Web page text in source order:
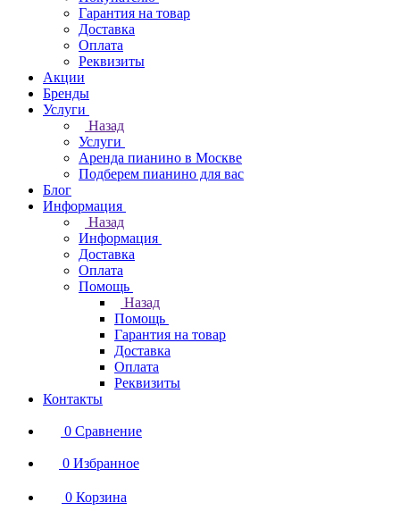
Гарантия на товар
Доставка
Оплата
Реквизиты
Акции
Бренды
Услуги
Назад
Услуги
Аренда пианино в Москве
Подберем пианино для вас
Блог
Информация
Назад
Информация
Доставка
Оплата
Помощь
Назад
Помощь
Гарантия на товар
Доставка
Оплата
Реквизиты
Контакты
0 Сравнение
0 Избранное
0 Корзина